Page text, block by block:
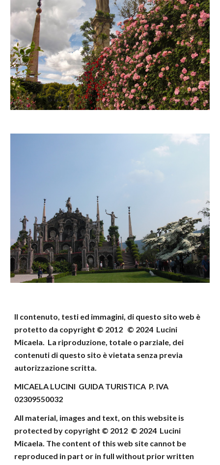
Il contenuto, testi ed immagini, di questo sito web è
protetto da copyright © 2012 © 2024 Lucini
Micaela. La riproduzione, totale o parziale, dei
contenuti di questo sito è vietata senza previa
autorizzazione scritta.
MICAELA LUCINI GUIDA TURISTICA P. IVA
02309550032
All material, images and text, on this website is
protected by copyright © 2012 © 2024 Lucini
Micaela. The content of this web site cannot be
reproduced in part or in full without prior written